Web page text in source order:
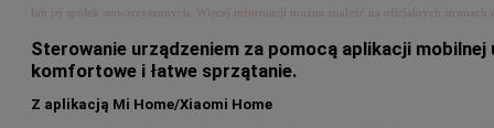
lub jej spółek stowarzyszonych. Więcej informacji można znaleźć na oficjalnych stronach
Sterowanie urządzeniem za pomocą aplikacji mobilnej
komfortowe i łatwe sprzątanie.
Z aplikacją Mi Home/Xiaomi Home